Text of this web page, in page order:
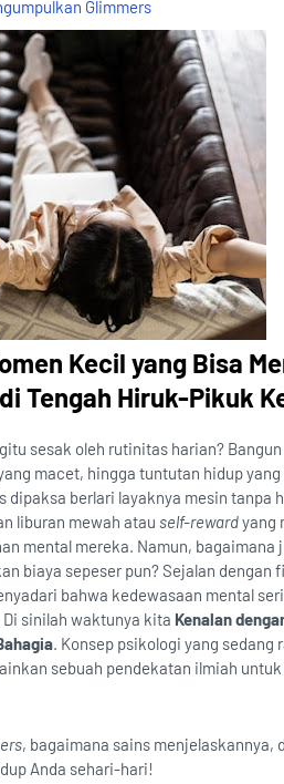
Glimmers
Kecil yang Bisa
Tengah Hiruk-Pikuk
sesak oleh rutinitas harian?
macet, hingga tuntutan hidup yang
dipaksa berlari layaknya mesin tanpa
liburan mewah atau self-rewardyang
mental mereka. Namun, bagaimana
biaya sepeser pun? Sejalan dengan
bahwa kedewasaan mental
sinilah waktunya kita Kenalan
. Konsep psikologi yang sedang
sebuah pendekatan ilmiah
, bagaimana sains menjelaskannya,
Anda sehari-hari!